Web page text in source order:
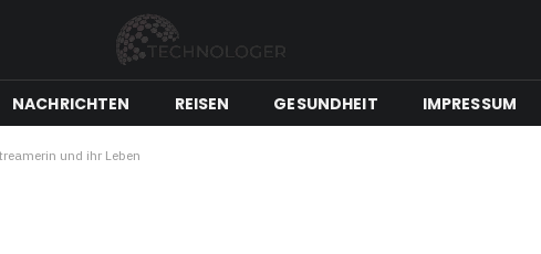
NACHRICHTEN REISEN GESUNDHEIT IMPRESSUM
und ihr Leben